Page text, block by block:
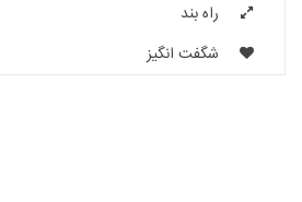
راه بند
شگفت انگیز